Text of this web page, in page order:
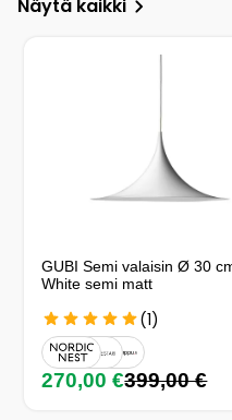
Näytä kaikki
GUBI Semi valaisin Ø 30
White semi matt
(1)
270,00 €399,00 €